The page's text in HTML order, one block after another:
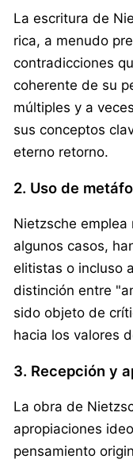
La escritura de
rica, a menudo
contradicciones
coherente de su
múltiples y a
sus conceptos
eterno retorno.
2. Uso de
Nietzsche emplea
algunos casos,
elitistas o incluso
distinción entre
sido objeto de
hacia los valores
3. Recepción y
La obra de
apropiaciones
pensamiento